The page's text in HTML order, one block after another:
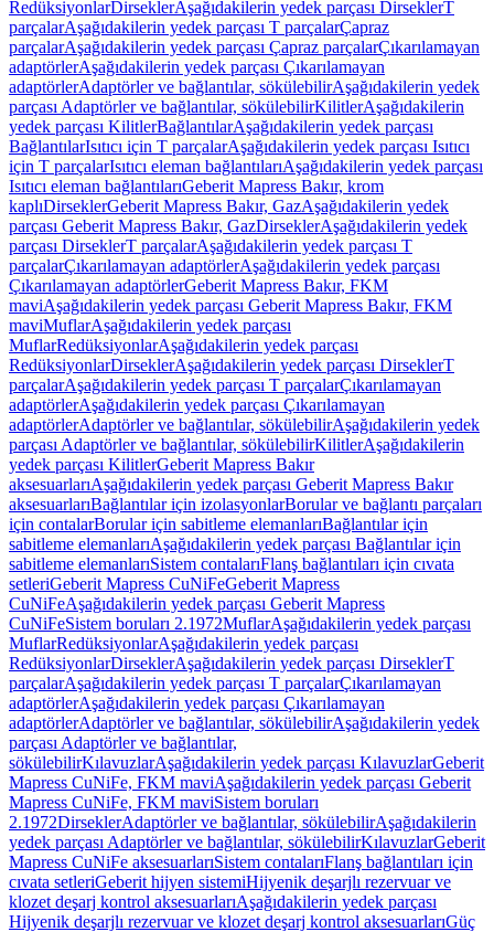
RedüksiyonlarDirseklerAşağıdakilerin yedek parçası DirseklerT
parçalarAşağıdakilerin yedek parçası T parçalarÇapraz
parçalarAşağıdakilerin yedek parçası Çapraz parçalarÇıkarılamayan
adaptörlerAşağıdakilerin yedek parçası Çıkarılamayan
adaptörlerAdaptörler ve bağlantılar, sökülebilirAşağıdakilerin yedek
parçası Adaptörler ve bağlantılar, sökülebilirKilitlerAşağıdakilerin
yedek parçası KilitlerBağlantılarAşağıdakilerin yedek parçası
BağlantılarIsıtıcı için T parçalarAşağıdakilerin yedek parçası Isıtıcı
için T parçalarIsıtıcı eleman bağlantılarıAşağıdakilerin yedek parçası
Isıtıcı eleman bağlantılarıGeberit Mapress Bakır, krom
kaplıDirseklerGeberit Mapress Bakır, GazAşağıdakilerin yedek
parçası Geberit Mapress Bakır, GazDirseklerAşağıdakilerin yedek
parçası DirseklerT parçalarAşağıdakilerin yedek parçası T
parçalarÇıkarılamayan adaptörlerAşağıdakilerin yedek parçası
Çıkarılamayan adaptörlerGeberit Mapress Bakır, FKM
maviAşağıdakilerin yedek parçası Geberit Mapress Bakır, FKM
maviMuflarAşağıdakilerin yedek parçası
MuflarRedüksiyonlarAşağıdakilerin yedek parçası
RedüksiyonlarDirseklerAşağıdakilerin yedek parçası DirseklerT
parçalarAşağıdakilerin yedek parçası T parçalarÇıkarılamayan
adaptörlerAşağıdakilerin yedek parçası Çıkarılamayan
adaptörlerAdaptörler ve bağlantılar, sökülebilirAşağıdakilerin yedek
parçası Adaptörler ve bağlantılar, sökülebilirKilitlerAşağıdakilerin
yedek parçası KilitlerGeberit Mapress Bakır
aksesuarlarıAşağıdakilerin yedek parçası Geberit Mapress Bakır
aksesuarlarıBağlantılar için izolasyonlarBorular ve bağlantı parçaları
için contalarBorular için sabitleme elemanlarıBağlantılar için
sabitleme elemanlarıAşağıdakilerin yedek parçası Bağlantılar için
sabitleme elemanlarıSistem contalarıFlanş bağlantıları için cıvata
setleriGeberit Mapress CuNiFeGeberit Mapress
CuNiFeAşağıdakilerin yedek parçası Geberit Mapress
CuNiFeSistem boruları 2.1972MuflarAşağıdakilerin yedek parçası
MuflarRedüksiyonlarAşağıdakilerin yedek parçası
RedüksiyonlarDirseklerAşağıdakilerin yedek parçası DirseklerT
parçalarAşağıdakilerin yedek parçası T parçalarÇıkarılamayan
adaptörlerAşağıdakilerin yedek parçası Çıkarılamayan
adaptörlerAdaptörler ve bağlantılar, sökülebilirAşağıdakilerin yedek
parçası Adaptörler ve bağlantılar,
sökülebilirKılavuzlarAşağıdakilerin yedek parçası KılavuzlarGeberit
Mapress CuNiFe, FKM maviAşağıdakilerin yedek parçası Geberit
Mapress CuNiFe, FKM maviSistem boruları
2.1972DirseklerAdaptörler ve bağlantılar, sökülebilirAşağıdakilerin
yedek parçası Adaptörler ve bağlantılar, sökülebilirKılavuzlarGeberit
Mapress CuNiFe aksesuarlarıSistem contalarıFlanş bağlantıları için
cıvata setleriGeberit hijyen sistemiHijyenik deşarjlı rezervuar ve
klozet deşarj kontrol aksesuarlarıAşağıdakilerin yedek parçası
Hijyenik deşarjlı rezervuar ve klozet deşarj kontrol aksesuarlarıGüç